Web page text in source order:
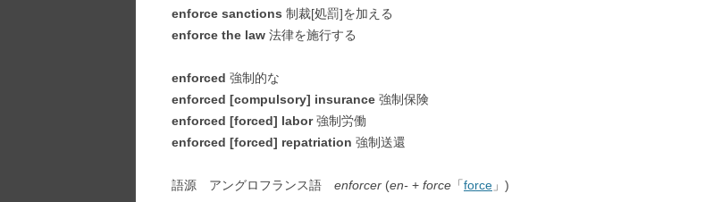
enforce sanctions 制裁[処罰]を加える
enforce the law 法律を施行する
enforced 強制的な
enforced [compulsory] insurance 強制保険
enforced [forced] labor強制労働
enforced [forced] repatriation 強制送還
語源 アングロフランス語 enforcer (en- + force 「force 」)